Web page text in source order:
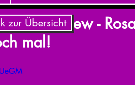
- Interview -
mal!
zur Übersicht